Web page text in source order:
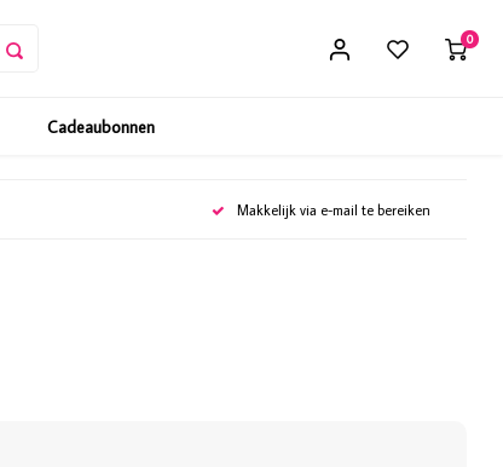
0
Cadeaubonnen
Makkelijk via e-mail te bereiken